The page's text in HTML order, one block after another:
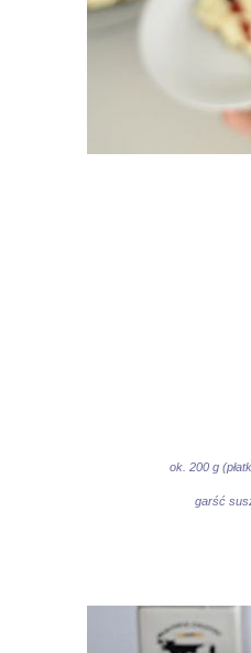
ok. 200 g
garść